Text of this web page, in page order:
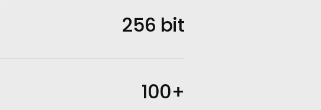
256 bit
100+